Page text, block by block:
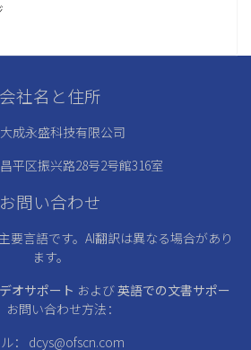
会社名と住所
成永盛科技有限公司
平区振兴路28号2号館316室
お問い合わせ
要言語です。AI翻訳は異なる場合があり
ます。
オサポート および英語での文書サポー
お問い合わせ方法：
： dcys@ofscn.com